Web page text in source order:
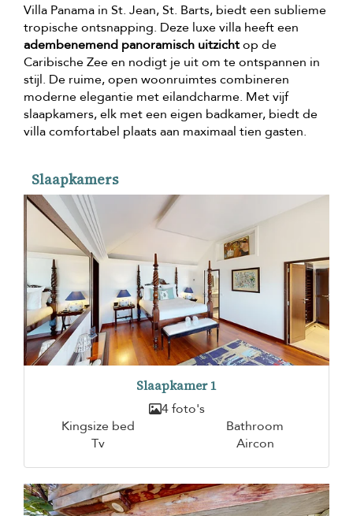
Villa Panama in St. Jean, St. Barts, biedt een sublieme
tropische ontsnapping. Deze luxe villa heeft een
adembenemend panoramisch uitzichtop de
Caribische Zee en nodigt je uit om te ontspannen in
stijl. De ruime, open woonruimtes combineren
moderne elegantie met eilandcharme. Met vijf
slaapkamers, elk met een eigen badkamer, biedt de
villa comfortabel plaats aan maximaal tien gasten.
Slaapkamers
Slaapkamer 1
4 foto's
Kingsize bed
Bathroom
Tv
Aircon